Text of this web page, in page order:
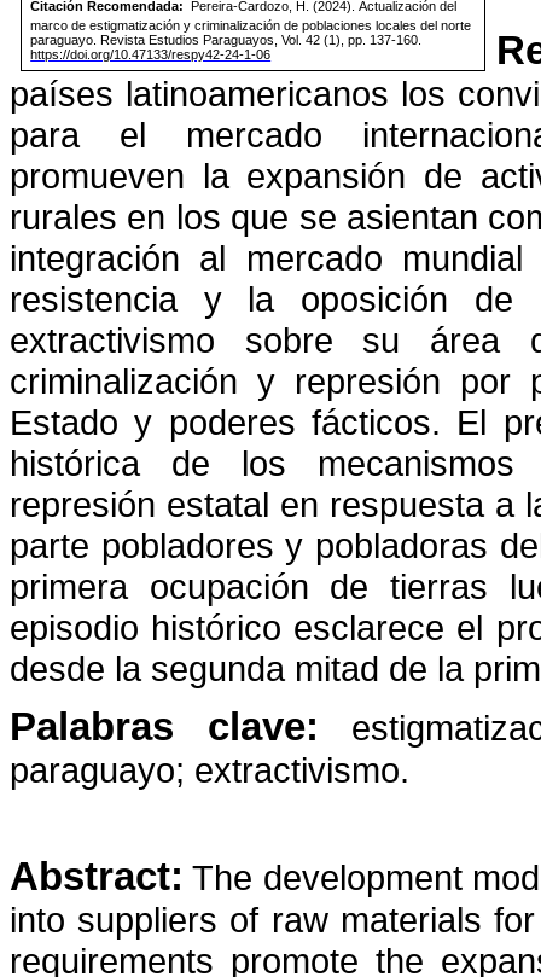
Citación Recomendada: Pereira-Cardozo, H. (2024). Actualización del
marco de estigmatización y criminalización de poblaciones locales del norte
paraguayo. Revista Estudios Paraguayos, Vol. 42 (1), pp. 137-160.
https://doi.org/10.47133/respy42-24-1-06
países latinoamericanos los
para el mercado
promueven la expansión de
rurales en los que se asientan
integración al mercado
resistencia y la oposición de
extractivismo sobre su área
criminalización y represión por
Estado y poderes fácticos. El
histórica de los mecanismos
represión estatal en respuesta a
parte pobladores y pobladoras
primera ocupación de tierras
episodio histórico esclarece el
desde la segunda mitad de la
Palabras clave:
paraguayo; extractivismo.
Abstract: The development
into suppliers of raw materials
requirements promote the